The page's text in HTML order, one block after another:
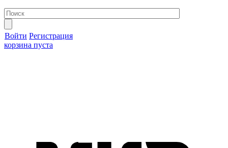
Войти Регистрация
корзина пуста